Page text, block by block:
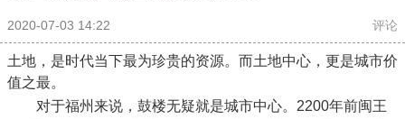
2020-07-03 14:22 评论
土地，是时代当下最为珍贵的资源。而土地中心，更是城市价
值之最。
对于福州来说，鼓楼无疑就是城市中心。2200年前闽王